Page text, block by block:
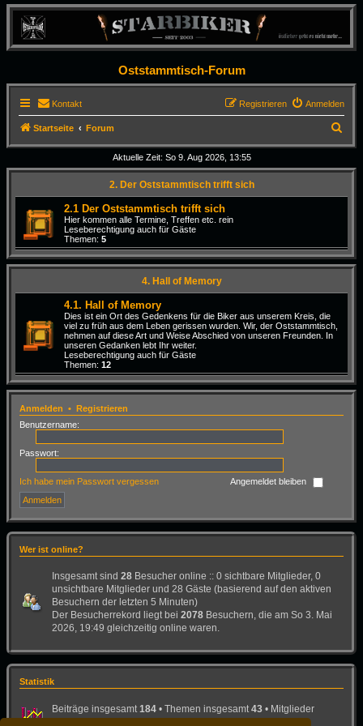
Oststammtisch-Forum
Kontakt Anmelden
Registrieren
Startseite Forum
u
c
Aktuelle Zeit: So 9. Aug 2026, 13:55
2. Der Oststammtisch trifft sich
2.1 Der Oststammtisch trifft sich
Hier kommen alle Termine, Treffen etc. rein
Leseberechtigung auch für Gäste
Themen: 5
4. Hall of Memory
4.1. Hall of Memory
Dies ist ein Ort des Gedenkens für die Biker aus unserem Kreis, die
viel zu früh aus dem Leben gerissen wurden. Wir, der Oststammtisch,
nehmen auf diese Art und Weise Abschied von unseren Freunden. In
unseren Gedanken lebt Ihr weiter.
Leseberechtigung auch für Gäste
Themen: 12
Anmelden • Registrieren
Benutzername:
Passwort:
Ich habe mein Passwort vergessen Angemeldet bleiben
Wer ist online?
Insgesamt sind 28 Besucher online :: 0 sichtbare Mitglieder, 0
unsichtbare Mitglieder und 28 Gäste (basierend auf den aktiven
Besuchern der letzten 5 Minuten)
Der Besucherrekord liegt bei 2078 Besuchern, die am So 3. Mai
2026, 19:49 gleichzeitig online waren.
Statistik
Beiträge insgesamt 184 • Themen insgesamt 43 • Mitglieder
insgesamt26• Unser neuestes Mitglied:Bad-Dog